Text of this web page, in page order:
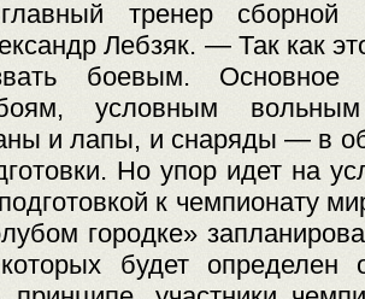
тренер сборной
Лебзяк. — Так как
боевым. Основное
условным
и лапы, и снаряды — в
Но упор идет на
к чемпионату
городке»
будет определен